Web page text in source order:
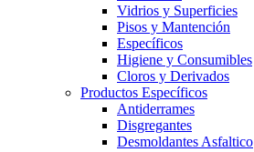
Vidrios y Superficies
Pisos y Mantención
Específicos
Higiene y Consumibles
Cloros y Derivados
Productos Específicos
Antiderrames
Disgregantes
Desmoldantes Asfaltico